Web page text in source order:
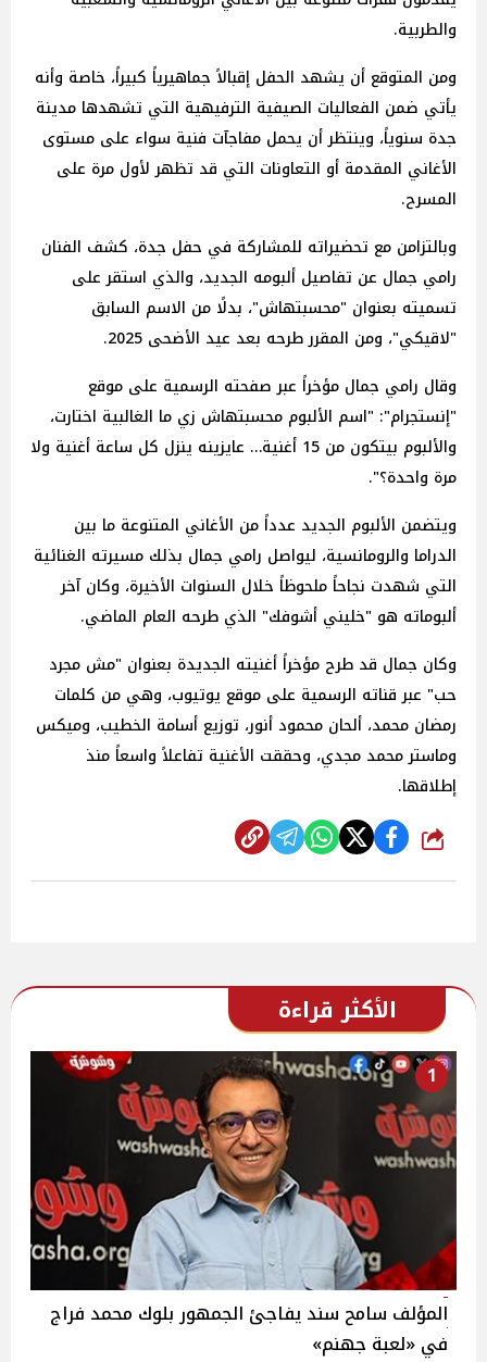
والطربية.
ومن المتوقع أن يشهد الحفل إقبالاً جماهيرياً كبيراً، خاصة وأنه
يأتي ضمن الفعاليات الصيفية الترفيهية التي تشهدها مدينة
جدة سنوياً، وينتظر أن يحمل مفاجآت فنية سواء على مستوى
الأغاني المقدمة أو التعاونات التي قد تظهر لأول مرة على
المسرح.
وبالتزامن مع تحضيراته للمشاركة في حفل جدة، كشف الفنان
رامي جمال عن تفاصيل ألبومه الجديد، والذي استقر على
تسميته بعنوان "محسبتهاش"، بدلًا من الاسم السابق
"لاقيكي"، ومن المقرر طرحه بعد عيد الأضحى 2025.
وقال رامي جمال مؤخراً عبر صفحته الرسمية على موقع
"إنستجرام": "اسم الألبوم محسبتهاش زي ما الغالبية اختارت،
والألبوم بيتكون من 15 أغنية… عايزينه ينزل كل ساعة أغنية ولا
مرة واحدة؟".
ويتضمن الألبوم الجديد عدداً من الأغاني المتنوعة ما بين
الدراما والرومانسية، ليواصل رامي جمال بذلك مسيرته الغنائية
التي شهدت نجاحاً ملحوظاً خلال السنوات الأخيرة، وكان آخر
ألبوماته هو "خليني أشوفك" الذي طرحه العام الماضي.
وكان جمال قد طرح مؤخراً أغنيته الجديدة بعنوان "مش مجرد
حب" عبر قناته الرسمية على موقع يوتيوب، وهي من كلمات
رمضان محمد، ألحان محمود أنور، توزيع أسامة الخطيب، وميكس
وماستر محمد مجدي، وحققت الأغنية تفاعلاً واسعاً منذ
إطلاقها.
شارك
الأكثر قراءة
1
المؤلف سامح سند يفاجئ الجمهور بلوك محمد فراج
في «لعبة جهنم»